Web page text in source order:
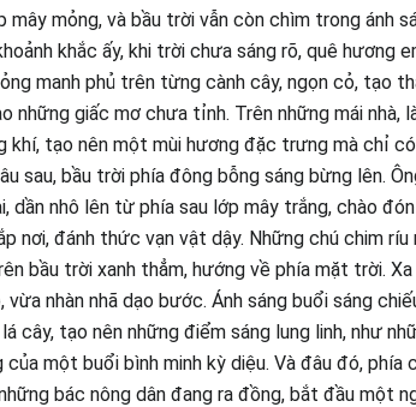
mỏng, và bầu trời vẫn còn chìm trong ánh
khắc ấy, khi trời chưa sáng rõ, quê hương
manh phủ trên từng cành cây, ngọn cỏ, tạo
những giấc mơ chưa tỉnh. Trên những mái nhà,
khí, tạo nên một mùi hương đặc trưng mà chỉ
sau, bầu trời phía đông bỗng sáng bừng lên.
dần nhô lên từ phía sau lớp mây trắng, chào
nơi, đánh thức vạn vật dậy. Những chú chim
bầu trời xanh thẳm, hướng về phía mặt trời. Xa
nhàn nhã dạo bước. Ánh sáng buổi sáng
cây, tạo nên những điểm sáng lung linh, như
một buổi bình minh kỳ diệu. Và đâu đó, phía
bác nông dân đang ra đồng, bắt đầu một